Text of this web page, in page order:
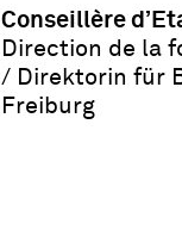
Conseillère
Direction de la
/ Direktorin für
Freiburg